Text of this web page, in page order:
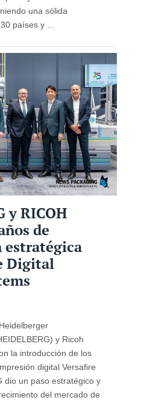
una sólida
países y ...
y RICOH
de
estratégica
Digital
y Ricoh
la introducción de los
digital Versafire
dio un paso estratégico y
del mercado de